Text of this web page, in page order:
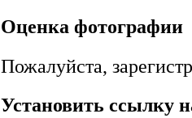
Оценка фотографии
Пожалуйста,
Установить ссылку